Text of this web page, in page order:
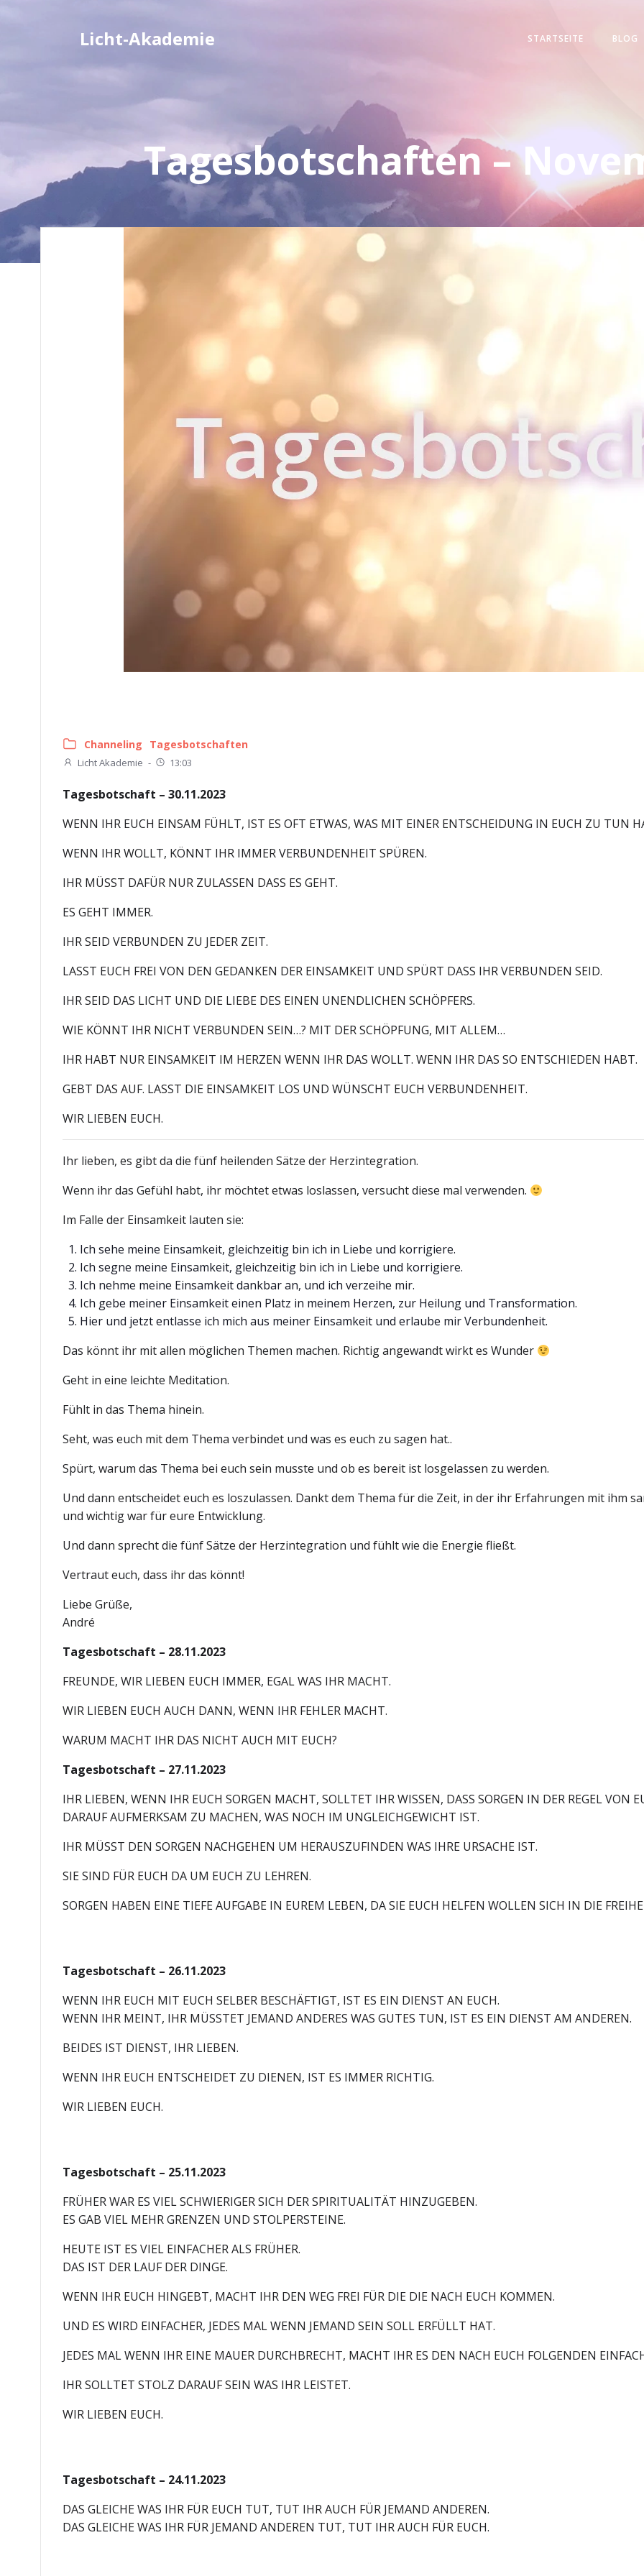
Licht-Akademie STARTSEITE BLOG
Tagesbotschaften –
Channeling Tagesbotschaften
Licht Akademie - 13:03
Tagesbotschaft – 30.11.2023
WENN IHR EUCH EINSAM FÜHLT, IST ES OFT ETWAS, WAS MIT EINER ENTSCHEIDUNG IN EUCH ZU TUN
WENN IHR WOLLT, KÖNNT IHR IMMER VERBUNDENHEIT SPÜREN.
IHR MÜSST DAFÜR NUR ZULASSEN DASS ES GEHT.
ES GEHT IMMER.
IHR SEID VERBUNDEN ZU JEDER ZEIT.
LASST EUCH FREI VON DEN GEDANKEN DER EINSAMKEIT UND SPÜRT DASS IHR VERBUNDEN SEID.
IHR SEID DAS LICHT UND DIE LIEBE DES EINEN UNENDLICHEN SCHÖPFERS.
WIE KÖNNT IHR NICHT VERBUNDEN SEIN…? MIT DER SCHÖPFUNG, MIT ALLEM…
IHR HABT NUR EINSAMKEIT IM HERZEN WENN IHR DAS WOLLT. WENN IHR DAS SO ENTSCHIEDEN HABT.
GEBT DAS AUF. LASST DIE EINSAMKEIT LOS UND WÜNSCHT EUCH VERBUNDENHEIT.
WIR LIEBEN EUCH.
Ihr lieben, es gibt da die fünf heilenden Sätze der Herzintegration.
Wenn ihr das Gefühl habt, ihr möchtet etwas loslassen, versucht diese mal verwenden.
Im Falle der Einsamkeit lauten sie:
Ich sehe meine Einsamkeit, gleichzeitig bin ich in Liebe und korrigiere.
Ich segne meine Einsamkeit, gleichzeitig bin ich in Liebe und korrigiere.
Ich nehme meine Einsamkeit dankbar an, und ich verzeihe mir.
Ich gebe meiner Einsamkeit einen Platz in meinem Herzen, zur Heilung und Transformation.
Hier und jetzt entlasse ich mich aus meiner Einsamkeit und erlaube mir Verbundenheit.
Das könnt ihr mit allen möglichen Themen machen. Richtig angewandt wirkt es Wunder
Geht in eine leichte Meditation.
Fühlt in das Thema hinein.
Seht, was euch mit dem Thema verbindet und was es euch zu sagen hat..
Spürt, warum das Thema bei euch sein musste und ob es bereit ist losgelassen zu werden.
Und dann entscheidet euch es loszulassen. Dankt dem Thema für die Zeit, in der ihr Erfahrungen mit ihm
und wichtig war für eure Entwicklung.
Und dann sprecht die fünf Sätze der Herzintegration und fühlt wie die Energie fließt.
Vertraut euch, dass ihr das könnt!
Liebe Grüße,
André
Tagesbotschaft – 28.11.2023
FREUNDE, WIR LIEBEN EUCH IMMER, EGAL WAS IHR MACHT.
WIR LIEBEN EUCH AUCH DANN, WENN IHR FEHLER MACHT.
WARUM MACHT IHR DAS NICHT AUCH MIT EUCH?
Tagesbotschaft – 27.11.2023
IHR LIEBEN, WENN IHR EUCH SORGEN MACHT, SOLLTET IHR WISSEN, DASS SORGEN IN DER REGEL VON
DARAUF AUFMERKSAM ZU MACHEN, WAS NOCH IM UNGLEICHGEWICHT IST.
IHR MÜSST DEN SORGEN NACHGEHEN UM HERAUSZUFINDEN WAS IHRE URSACHE IST.
SIE SIND FÜR EUCH DA UM EUCH ZU LEHREN.
SORGEN HABEN EINE TIEFE AUFGABE IN EUREM LEBEN, DA SIE EUCH HELFEN WOLLEN SICH IN DIE
Tagesbotschaft – 26.11.2023
WENN IHR EUCH MIT EUCH SELBER BESCHÄFTIGT, IST ES EIN DIENST AN EUCH.
WENN IHR MEINT, IHR MÜSSTET JEMAND ANDERES WAS GUTES TUN, IST ES EIN DIENST AM ANDEREN.
BEIDES IST DIENST, IHR LIEBEN.
WENN IHR EUCH ENTSCHEIDET ZU DIENEN, IST ES IMMER RICHTIG.
WIR LIEBEN EUCH.
Tagesbotschaft – 25.11.2023
FRÜHER WAR ES VIEL SCHWIERIGER SICH DER SPIRITUALITÄT HINZUGEBEN.
ES GAB VIEL MEHR GRENZEN UND STOLPERSTEINE.
HEUTE IST ES VIEL EINFACHER ALS FRÜHER.
DAS IST DER LAUF DER DINGE.
WENN IHR EUCH HINGEBT, MACHT IHR DEN WEG FREI FÜR DIE DIE NACH EUCH KOMMEN.
UND ES WIRD EINFACHER, JEDES MAL WENN JEMAND SEIN SOLL ERFÜLLT HAT.
JEDES MAL WENN IHR EINE MAUER DURCHBRECHT, MACHT IHR ES DEN NACH EUCH FOLGENDEN
IHR SOLLTET STOLZ DARAUF SEIN WAS IHR LEISTET.
WIR LIEBEN EUCH.
Tagesbotschaft – 24.11.2023
DAS GLEICHE WAS IHR FÜR EUCH TUT, TUT IHR AUCH FÜR JEMAND ANDEREN.
DAS GLEICHE WAS IHR FÜR JEMAND ANDEREN TUT, TUT IHR AUCH FÜR EUCH.